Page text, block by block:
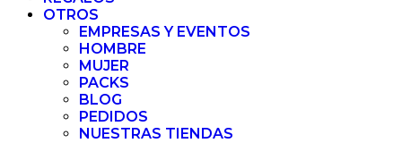
OTROS
EMPRESAS Y EVENTOS
HOMBRE
MUJER
PACKS
BLOG
PEDIDOS
NUESTRAS TIENDAS